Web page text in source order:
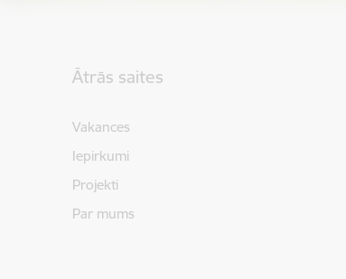
Ātrās saites
Vakances
Iepirkumi
Projekti
Par mums